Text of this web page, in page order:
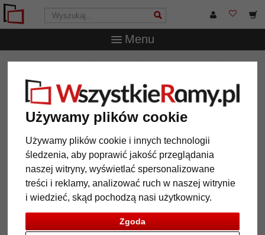
Używamy plików cookie
Używamy plików cookie i innych technologii
śledzenia, aby poprawić jakość przeglądania
naszej witryny, wyświetlać spersonalizowane
treści i reklamy, analizować ruch w naszej witrynie
i wiedzieć, skąd pochodzą nasi użytkownicy.
Zgoda
Menu
typ: na wymiar
12 Artykuły Popularność